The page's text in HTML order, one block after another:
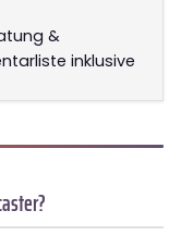
&
inklusive